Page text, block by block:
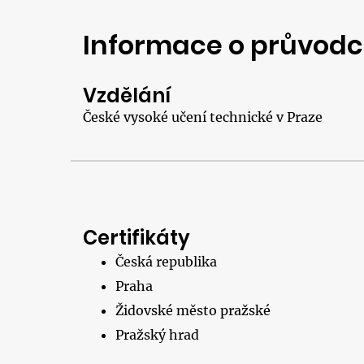
Informace o
Vzdělání
České vysoké učení technické v Praze
Certifikáty
Česká republika
Praha
Židovské město pražské
Pražský hrad